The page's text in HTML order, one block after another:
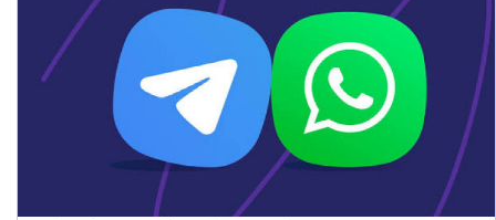
Ողբերգական դեպք Երևանում․
Կիևյան կամրջի տակ՝ ճանապարհի
երթևեկելի գոտում, հայտնաբերվել է
տղամարդու մարմին
08 Օգոստոս, 2026 23:15